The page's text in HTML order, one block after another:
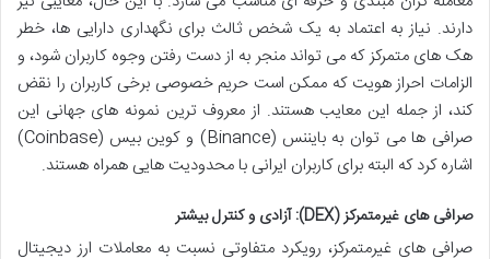
دارند. نیاز به اعتماد به یک شخص ثالث برای نگهداری دارایی ها، خطر
هک های متمرکز که می تواند منجر به از دست رفتن وجوه کاربران شود، و
الزامات احراز هویت که ممکن است حریم خصوصی برخی کاربران را نقض
کند، از جمله این معایب هستند. از معروف ترین نمونه های جهانی این
صرافی ها می توان به بایننس (Binance) و کوین بیس (Coinbase)
اشاره کرد که البته برای کاربران ایرانی با محدودیت هایی همراه هستند.
صرافی های غیرمتمرکز (DEX): آزادی و کنترل بیشتر
صرافی های غیرمتمرکز، رویکرد متفاوتی نسبت به معاملات ارز دیجیتال